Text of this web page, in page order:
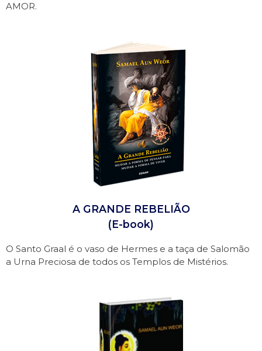
AMOR.
A GRANDE REBELIÃO
(E-book)
O Santo Graal é o vaso de Hermes e a taça de Salomão
a Urna Preciosa de todos os Templos de Mistérios.